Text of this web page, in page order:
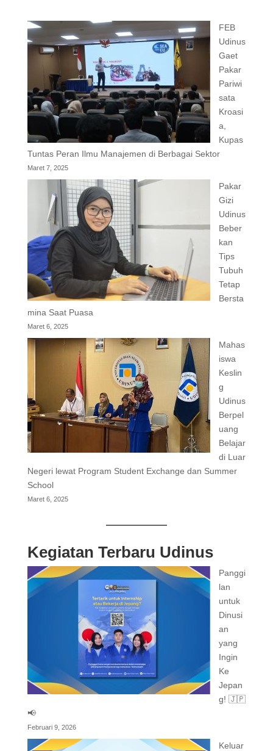
FEB
Udinus
Gaet
Pakar
Pariwi
sata
Kroasi
a,
Kupas
Tuntas Peran Ilmu Manajemen di Berbagai Sektor
Maret 7, 2025
Pakar
Gizi
Udinus
Beber
kan
Tips
Tubuh
Tetap
Bersta
mina Saat Puasa
Maret 6, 2025
Mahas
iswa
Keslin
g
Udinus
Berpel
uang
Belajar
di Luar
Negeri lewat Program Student Exchange dan Summer
School
Maret 6, 2025
Kegiatan Terbaru Udinus
Panggi
lan
untuk
Dinusi
an
yang
Ingin
Ke
Jepan
g! 🇯🇵
📢
Februari 9, 2026
Keluar